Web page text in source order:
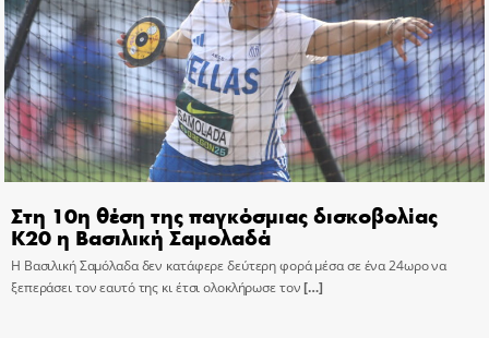
Στη 10η θέση της παγκόσμιας δισκοβολίας
Κ20 η Βασιλική Σαμολαδά
Η Βασιλική Σαμόλαδα δεν κατάφερε δεύτερη φορά μέσα σε ένα 24ωρο να
ξεπεράσει τον εαυτό της κι έτσι ολοκλήρωσε τον[…]